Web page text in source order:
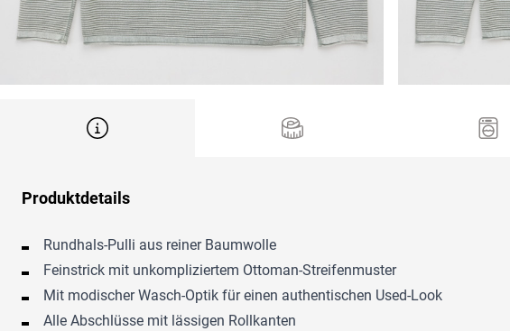
Produktdetails
Rundhals-Pulli aus reiner Baumwolle
Feinstrick mit unkompliziertem Ottoman-Streifenmuster
Mit modischer Wasch-Optik für einen authentischen Used-Look
Alle Abschlüsse mit lässigen Rollkanten